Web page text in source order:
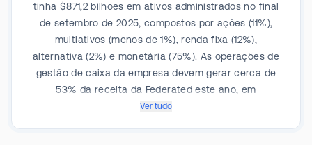
tinha $871,2 bilhões em ativos administrados no final
de setembro de 2025, compostos por ações (11%),
multiativos (menos de 1%), renda fixa (12%),
alternativa (2%) e monetária (75%). As operações de
gestão de caixa da empresa devem gerar cerca de
53% da receita da Federated este ano, em
comparação com 28%, 11% e 8%, respectivamente,
Ver tudo